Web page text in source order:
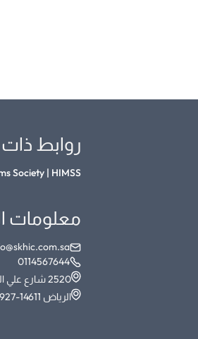
روابط
Society | HIMSS
معلومات
0114567644
2520 شارع علي العريني- حي الرماية
الرياض 14611-6927